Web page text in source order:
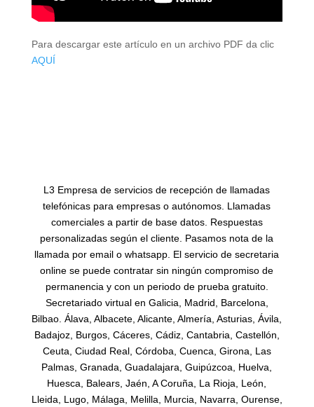
Para descargar este artículo en un archivo PDF da clic
AQUÍ
L3 Empresa de servicios de recepción de llamadas
telefónicas para empresas o autónomos. Llamadas
comerciales a partir de base datos. Respuestas
personalizadas según el cliente. Pasamos nota de la
llamada por email o whatsapp. El servicio de secretaria
online se puede contratar sin ningún compromiso de
permanencia y con un periodo de prueba gratuito.
Secretariado virtual en Galicia, Madrid, Barcelona,
Bilbao. Álava, Albacete, Alicante, Almería, Asturias, Ávila,
Badajoz, Burgos, Cáceres, Cádiz, Cantabria, Castellón,
Ceuta, Ciudad Real, Córdoba, Cuenca, Girona, Las
Palmas, Granada, Guadalajara, Guipúzcoa, Huelva,
Huesca, Balears, Jaén, A Coruña, La Rioja, León,
Lleida, Lugo, Málaga, Melilla, Murcia, Navarra, Ourense,